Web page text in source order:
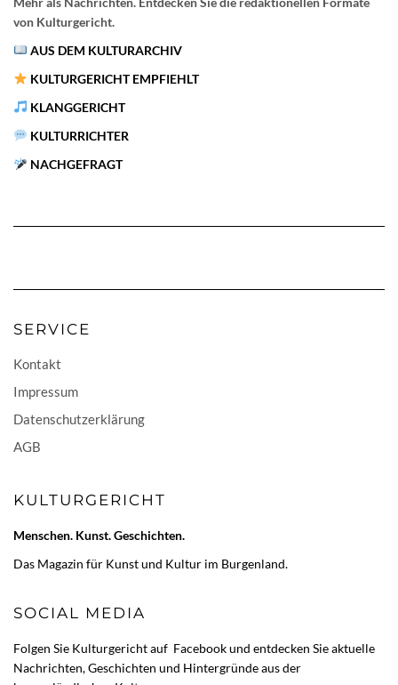
von Kulturgericht.
AUS DEM KULTURARCHIV
KULTURGERICHT EMPFIEHLT
KLANGGERICHT
KULTURRICHTER
NACHGEFRAGT
SERVICE
Kontakt
Impressum
Datenschutzerklärung
AGB
KULTURGERICHT
Menschen. Kunst. Geschichten.
Das Magazin für Kunst und Kultur im Burgenland.
SOCIAL MEDIA
Folgen Sie Kulturgericht auf Facebookund entdecken Sie aktuelle
Nachrichten, Geschichten und Hintergründe aus der